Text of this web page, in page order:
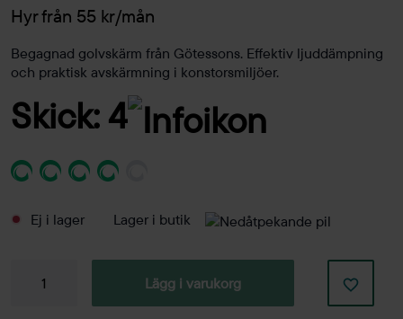
Hyr från 55 kr/mån
Begagnad golvskärm från Götessons. Effektiv ljuddämpning
och praktisk avskärmning i konstorsmiljöer.
Skick: 4
Ej i lager Lager i butik
Golvskärm
Lägg i varukorg